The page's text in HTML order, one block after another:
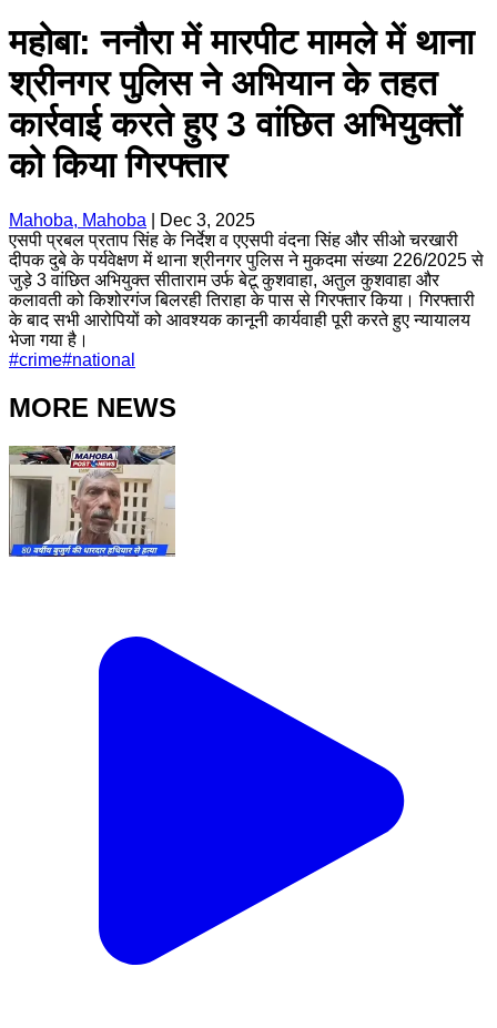
महोबा: ननौरा में मारपीट मामले में थाना
श्रीनगर पुलिस ने अभियान के तहत
कार्रवाई करते हुए 3 वांछित अभियुक्तों
को किया गिरफ्तार
Mahoba, Mahoba
Dec 3, 2025
एसपी प्रबल प्रताप सिंह के निर्देश व एएसपी वंदना सिंह और सीओ चरखारी
दीपक दुबे के पर्यवेक्षण में थाना श्रीनगर पुलिस ने मुकदमा संख्या 226/2025 से
जुड़े 3 वांछित अभियुक्त सीताराम उर्फ बेटू कुशवाहा, अतुल कुशवाहा और
कलावती को किशोरगंज बिलरही तिराहा के पास से गिरफ्तार किया। गिरफ्तारी
के बाद सभी आरोपियों को आवश्यक कानूनी कार्यवाही पूरी करते हुए न्यायालय
भेजा गया है।
#crime#national
MORE NEWS